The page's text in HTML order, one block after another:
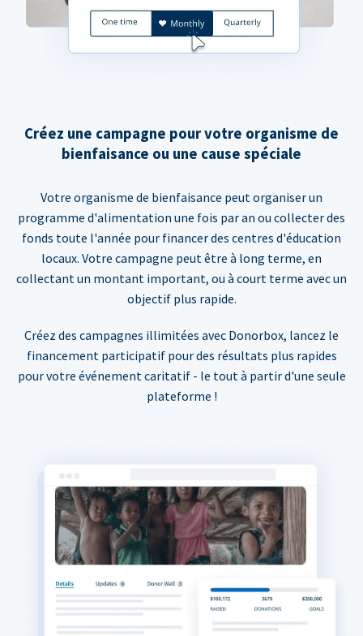
Créez une campagne pour votre organisme de
bienfaisance ou une cause spéciale
Votre organisme de bienfaisance peut organiser un
programme d'alimentation une fois par an ou collecter des
fonds toute l'année pour financer des centres d'éducation
locaux. Votre campagne peut être à long terme, en
collectant un montant important, ou à court terme avec un
objectif plus rapide.
Créez des campagnes illimitées avec Donorbox, lancez le
financement participatif pour des résultats plus rapides
pour votre événement caritatif - le tout à partir d'une seule
plateforme !